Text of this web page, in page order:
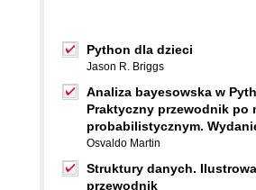
Python dla dzieci
Jason R. Briggs
Analiza bayesowska w
Praktyczny przewodnik po
probabilistycznym.
Osvaldo Martin
Struktury danych.
przewodnik